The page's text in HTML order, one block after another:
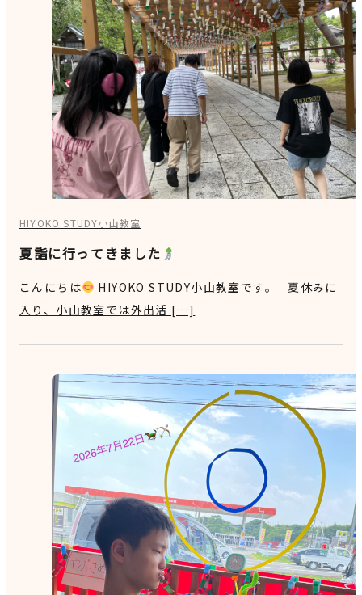
HIYOKO STUDY小山教室
夏詣に行ってきました
こんにちは
HIYOKO STUDY小山教室です。 夏休みに
入り、小山教室では外出活 […]